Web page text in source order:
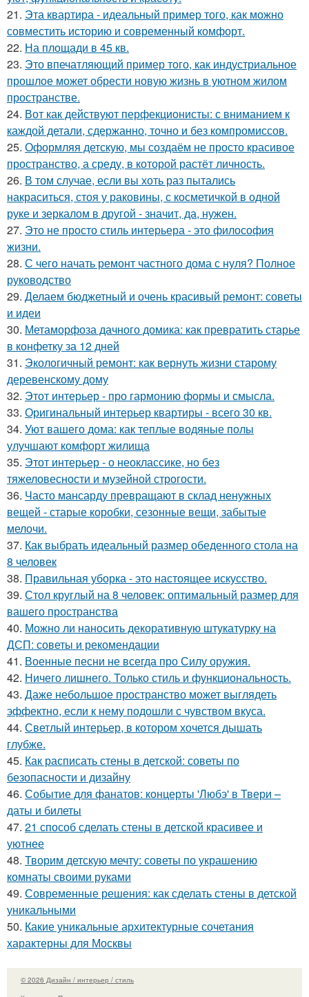
21. Эта квартира - идеальный пример того, как можно
совместить историю и современный комфорт.
22. На площади в 45 кв.
23. Это впечатляющий пример того, как индустриальное
прошлое может обрести новую жизнь в уютном жилом
пространстве.
24. Вот как действуют перфекционисты: с вниманием к
каждой детали, сдержанно, точно и без компромиссов.
25. Оформляя детскую, мы создаём не просто красивое
пространство, а среду, в которой растёт личность.
26. В том случае, если вы хоть раз пытались
накраситься, стоя у раковины, с косметичкой в одной
руке и зеркалом в другой - значит, да, нужен.
27. Это не просто стиль интерьера - это философия
жизни.
28. С чего начать ремонт частного дома с нуля? Полное
руководство
29. Делаем бюджетный и очень красивый ремонт: советы
и идеи
30. Метаморфоза дачного домика: как превратить старье
в конфетку за 12 дней
31. Экологичный ремонт: как вернуть жизни старому
деревенскому дому
32. Этот интерьер - про гармонию формы и смысла.
33. Оригинальный интерьер квартиры - всего 30 кв.
34. Уют вашего дома: как теплые водяные полы
улучшают комфорт жилища
35. Этот интерьер - о неоклассике, но без
тяжеловесности и музейной строгости.
36. Часто мансарду превращают в склад ненужных
вещей - старые коробки, сезонные вещи, забытые
мелочи.
37. Как выбрать идеальный размер обеденного стола на
8 человек
38. Правильная уборка - это настоящее искусство.
39. Стол круглый на 8 человек: оптимальный размер для
вашего пространства
40. Можно ли наносить декоративную штукатурку на
ДСП: советы и рекомендации
41. Военные песни не всегда про Силу оружия.
42. Ничего лишнего. Только стиль и функциональность.
43. Даже небольшое пространство может выглядеть
эффектно, если к нему подошли с чувством вкуса.
44. Светлый интерьер, в котором хочется дышать
глубже.
45. Как расписать стены в детской: советы по
безопасности и дизайну
46. Событие для фанатов: концерты 'Любэ' в Твери –
даты и билеты
47. 21 способ сделать стены в детской красивее и
уютнее
48. Творим детскую мечту: советы по украшению
комнаты своими руками
49. Современные решения: как сделать стены в детской
уникальными
50. Какие уникальные архитектурные сочетания
характерны для Москвы
© 2026 Дизайн / интерьер / стиль